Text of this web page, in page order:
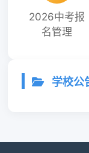
2026中考报
名管理
学校公